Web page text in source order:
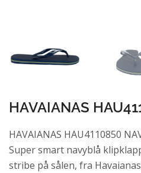
HAVAIANAS
HAVAIANAS HAU4110850
Super smart navyblå
stribe på sålen, fra